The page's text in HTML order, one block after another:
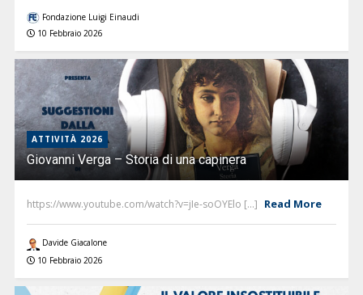
Fondazione Luigi Einaudi
10 Febbraio 2026
ATTIVITÀ 2026
Giovanni Verga – Storia di una capinera
https://www.youtube.com/watch?v=jIe-soOYElo [...] Read More
Davide Giacalone
10 Febbraio 2026